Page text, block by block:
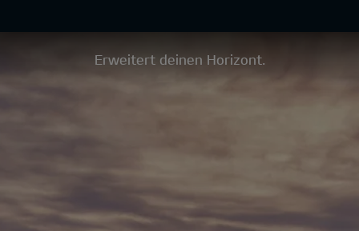
Erweitert deinen Horizont.